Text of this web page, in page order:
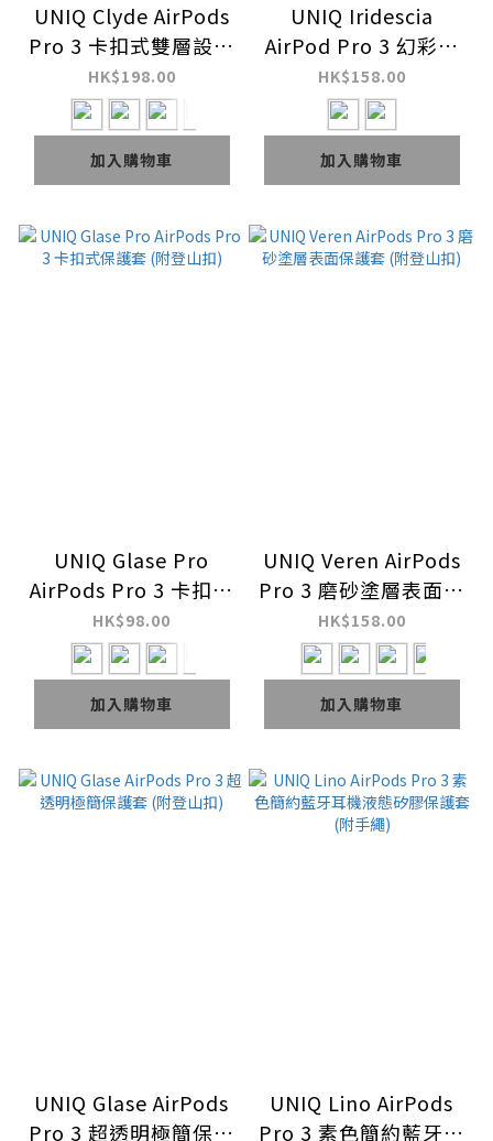
UNIQ Clyde AirPods
Pro 3 卡扣式雙層設計
保護套 (附登山扣)
HK$198.00
加入購物車
UNIQ Iridescia
AirPod Pro 3 幻彩藍
牙耳機皮革保護套 (附
登山扣)
HK$158.00
加入購物車
UNIQ Glase Pro
AirPods Pro 3 卡扣式
保護套 (附登山扣)
HK$98.00
加入購物車
UNIQ Veren AirPods
Pro 3 磨砂塗層表面保
護套 (附登山扣)
HK$158.00
加入購物車
UNIQ Glase AirPods
Pro 3 超透明極簡保護
UNIQ Lino AirPods
Pro 3 素色簡約藍牙耳